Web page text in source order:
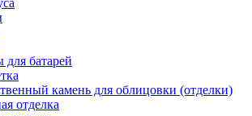
батарей
камень для облицовки (отделки)
отделка